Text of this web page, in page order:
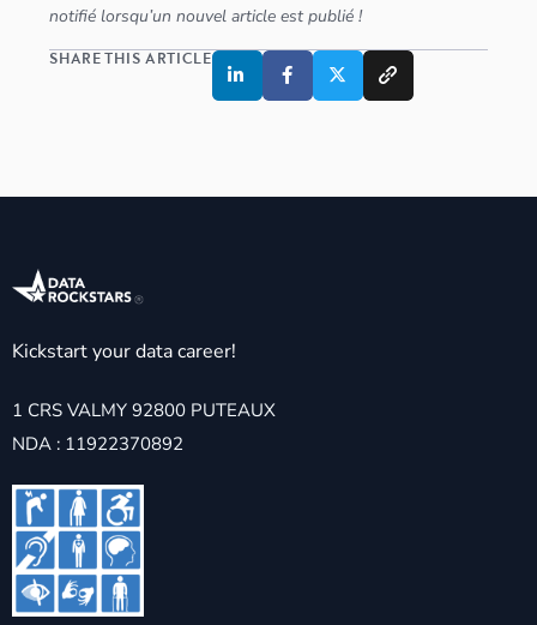
notifié lorsqu’un nouvel article est publié !
SHARE THIS ARTICLE
Kickstart your data career!
1 CRS VALMY 92800 PUTEAUX
NDA : 11922370892